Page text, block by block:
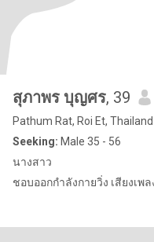
สุภาพร บุญศร, 39
Pathum Rat, Roi Et, Thailand
Seeking: Male 35 - 56
นางสาว
ชอบออกกำลังกายวิ่ง เสียงเพล